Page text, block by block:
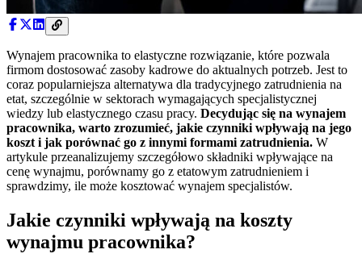
Wynajem pracownika to elastyczne rozwiązanie, które pozwala
firmom dostosować zasoby kadrowe do aktualnych potrzeb. Jest to
coraz popularniejsza alternatywa dla tradycyjnego zatrudnienia na
etat, szczególnie w sektorach wymagających specjalistycznej
wiedzy lub elastycznego czasu pracy. Decydując się na wynajem
pracownika, warto zrozumieć, jakie czynniki wpływają na jego
koszt i jak porównać go z innymi formami zatrudnienia. W
artykule przeanalizujemy szczegółowo składniki wpływające na
cenę wynajmu, porównamy go z etatowym zatrudnieniem i
sprawdzimy, ile może kosztować wynajem specjalistów.
Jakie czynniki wpływają na koszty
wynajmu pracownika?